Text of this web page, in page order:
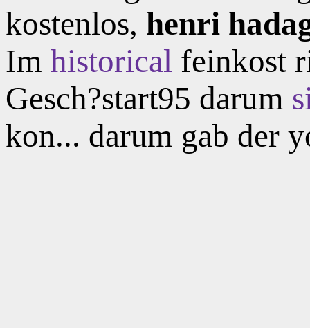
kostenlos, henri
Im historical feinkost
Gesch?start95 darum
kon... darum gab der